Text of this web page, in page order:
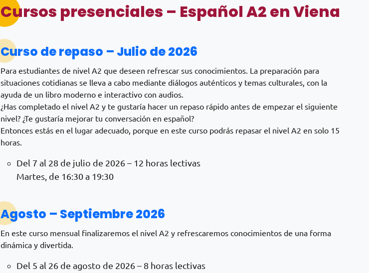
Cursos presenciales – Español A2 en Viena
Curso de repaso – Julio de 2026
Para estudiantes de nivel A2 que deseen refrescar sus conocimientos. La preparación para
situaciones cotidianas se lleva a cabo mediante diálogos auténticos y temas culturales, con la
ayuda de un libro moderno e interactivo con audios.
¿Has completado el nivel A2 y te gustaría hacer un repaso rápido antes de empezar el siguiente
nivel? ¿Te gustaría mejorar tu conversación en español?
Entonces estás en el lugar adecuado, porque en este curso podrás repasar el nivel A2 en solo 15
horas.
Del 7 al 28 de julio de 2026 – 12 horas lectivas
Martes, de 16:30 a 19:30
Agosto – Septiembre 2026
En este curso mensual finalizaremos el nivel A2 y refrescaremos conocimientos de una forma
dinámica y divertida.
Del 5 al 26 de agosto de 2026 – 8 horas lectivas